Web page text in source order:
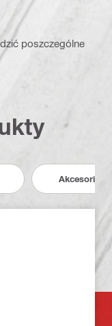
poszczególne
Akcesoria